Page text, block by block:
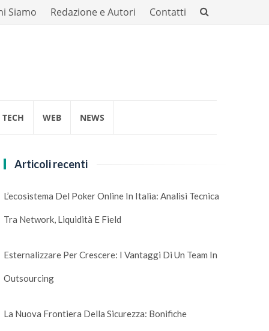
Siamo Redazione e Autori Contatti
TECH WEB NEWS
Articoli recenti
L’ecosistema Del Poker Online In Italia: Analisi Tecnica
Tra Network, Liquidità E Field
Esternalizzare Per Crescere: I Vantaggi Di Un Team In
Outsourcing
La Nuova Frontiera Della Sicurezza: Bonifiche